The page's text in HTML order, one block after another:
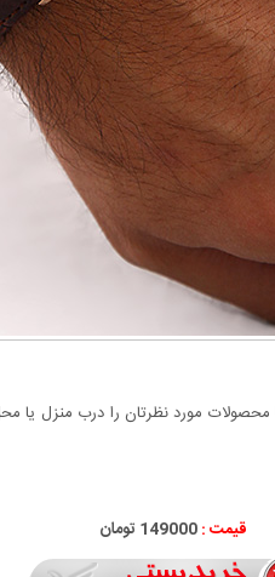
مورد نظرتان را درب منزل یا
قیمت : 149000 تومان